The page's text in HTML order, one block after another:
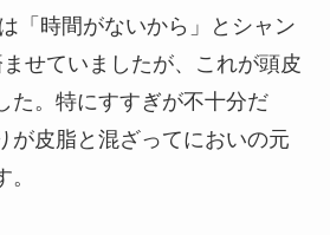
「時間がないから」とシャン
せていましたが、これが頭皮
た。特にすすぎが不十分だ
が皮脂と混ざってにおいの元